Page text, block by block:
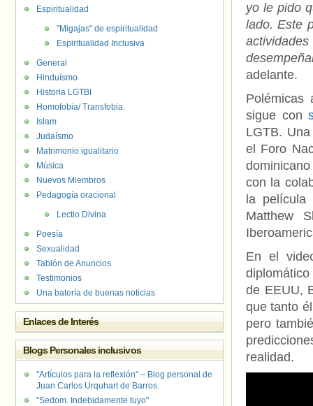
yo le pido
lado. Este
adelante.
Polémicas
sigue con
LGTB.
el Foro
con la
la película
Matthew
En el
de EEUU,
que tanto
pero
realidad.
Espiritualidad
"Migajas" de espiritualidad
Espiritualidad Inclusiva
General
Hinduísmo
Historia LGTBI
Homofobia/ Transfobia.
Islam
Judaísmo
Matrimonio igualitario
Música
Nuevos Miembros
Pedagogía oracional
Lectio Divina
Poesía
Sexualidad
Tablón de Anuncios
Testimonios
Una batería de buenas noticias
Enlaces de Interés
Blogs Personales inclusivos
"Artículos para la reflexión" – Blog personal de
Juan Carlos Urquhart de Barros.
"Sedom. Indebidamente tuyo"